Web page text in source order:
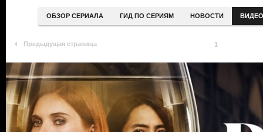
ОБЗОР СЕРИАЛА ГИД ПО СЕРИЯМ НОВОСТИ ВИДЕО
Предыдущая страница 1